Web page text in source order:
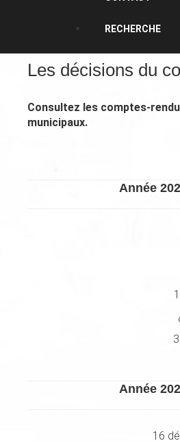
RECHERCHE
Les décisions du
Consultez les comptes-
municipaux.
Année
Année
16